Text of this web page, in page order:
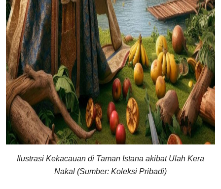
Ilustrasi Kekacauan di Taman Istana akibat Ulah Kera
Nakal (Sumber: Koleksi Pribadi)